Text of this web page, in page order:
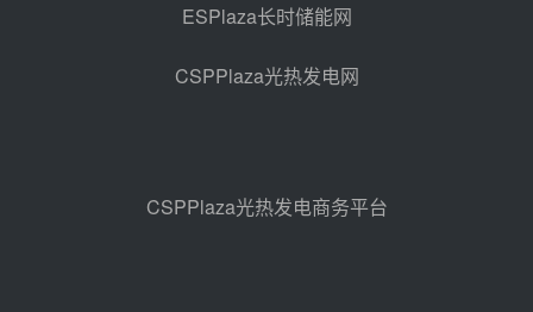
亚核阀业中标天山北麓100MW光
热发电工程EPC总承包项目熔盐截
止阀、熔盐三偏心蝶阀采购
08-05 17:15
包项目熔盐介质超声波流量计采购
08-05 17:09
ESPlaza长时储能网
CSPPlaza光热发电网
CSPPlaza光热发电商务平台